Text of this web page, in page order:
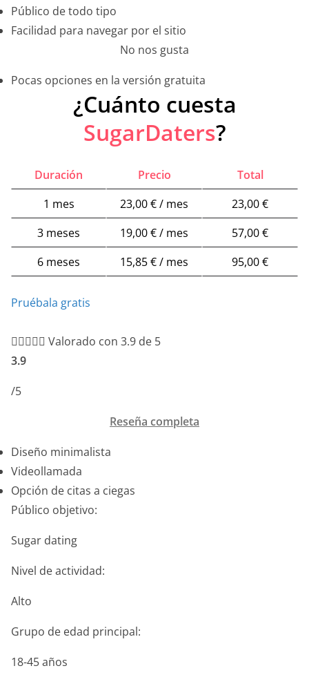
Público de todo tipo
Facilidad para navegar por el sitio
No nos gusta
Pocas opciones en la versión gratuita
¿Cuánto cuesta
SugarDaters?
Duración Precio
Total
1 mes
23,00 € / mes
23,00 €
3 meses
19,00 € / mes
57,00 €
6 meses
15,85 € / mes 95,00 €
Pruébala gratis
 Valorado con 3.9 de 5
3.9
/5
Reseña completa
Diseño minimalista
Videollamada
Opción de citas a ciegas
Público objetivo:
Sugar dating
Nivel de actividad:
Alto
Grupo de edad principal:
18-45 años